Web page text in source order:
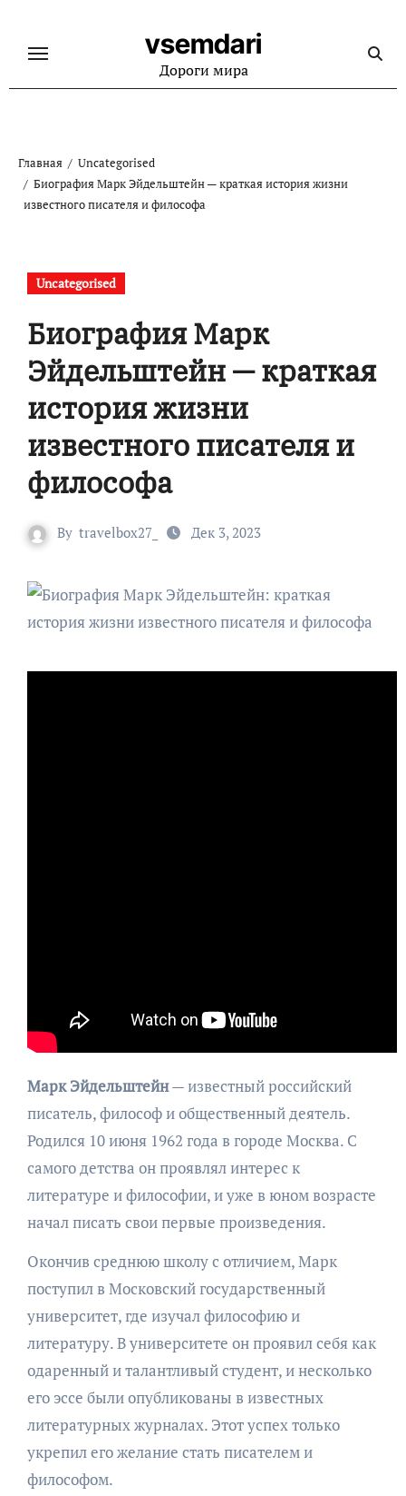
содержанию
vsemdari
Дороги мира
Главная
Uncategorised
Биография Марк Эйдельштейн — краткая история жизни
известного писателя и философа
Uncategorised
Биография Марк
Эйдельштейн — краткая
история жизни
известного писателя и
философа
By travelbox27_ Дек 3, 2023
Марк Эйдельштейн— известный российский
писатель, философ и общественный деятель.
Родился 10 июня 1962 года в городе Москва. С
самого детства он проявлял интерес к
литературе и философии, и уже в юном возрасте
начал писать свои первые произведения.
Окончив среднюю школу с отличием, Марк
поступил в Московский государственный
университет, где изучал философию и
литературу. В университете он проявил себя как
одаренный и талантливый студент, и несколько
его эссе были опубликованы в известных
литературных журналах. Этот успех только
укрепил его желание стать писателем и
философом.